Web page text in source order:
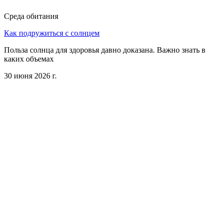
Среда обитания
Как подружиться с солнцем
Польза солнца для здоровья давно доказана. Важно знать в
каких объемах
30 июня 2026 г.